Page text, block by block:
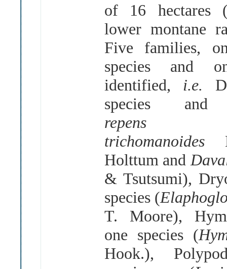
of 16 hectares
lower montane
Five families,
species and
identified, i.e.
species
trichomanoides
Holttum and
& Tsutsumi),
species (
T. Moore),
one species (
Hook.),